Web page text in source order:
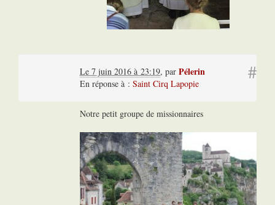
#
Le 7 juin 2016 à 23:19, par Pélerin
En réponse à : Saint Cirq Lapopie
Notre petit groupe de missionnaires